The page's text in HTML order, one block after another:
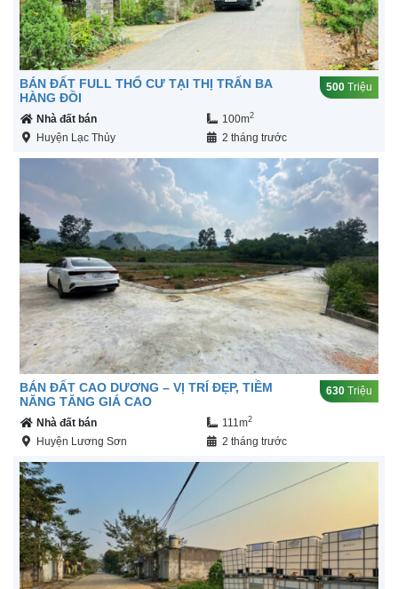
BÁN ĐẤT FULL THỔ CƯ TẠI THỊ TRẤN BA
HÀNG ĐỒI
500 Triệu
Nhà đất bán 100m2
Huyện Lạc Thủy 2 tháng trước
BÁN ĐẤT CAO DƯƠNG – VỊ TRÍ ĐẸP, TIỀM
NĂNG TĂNG GIÁ CAO
630 Triệu
Nhà đất bán 111m2
Huyện Lương Sơn 2 tháng trước